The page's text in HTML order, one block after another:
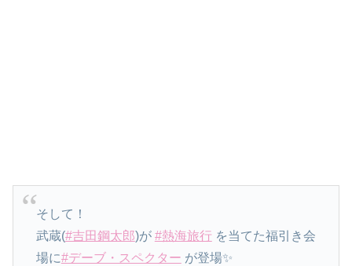
そして！
武蔵(#吉田鋼太郎)が #熱海旅行を当てた福引き会
場に#デーブ・スペクター が登場✨